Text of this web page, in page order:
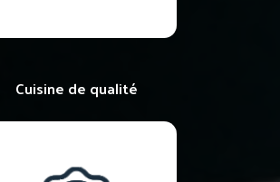
Cuisine de qualité